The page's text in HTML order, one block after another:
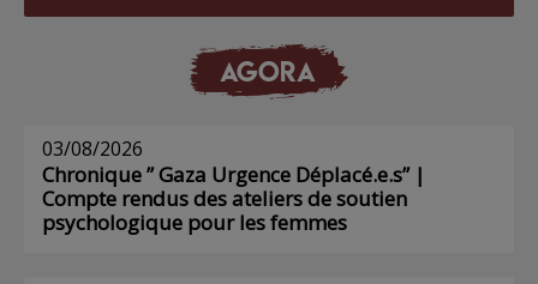
AGORA
03/08/2026
Chronique ” Gaza Urgence Déplacé.e.s” |
Compte rendus des ateliers de soutien
psychologique pour les femmes